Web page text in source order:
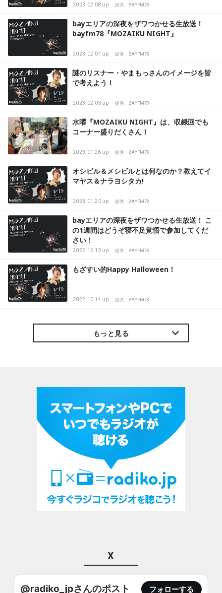
2023.02.08 up 提供：BAYFM78
bayエリアの深夜をザワつかせる生放送！
bayfm78『MOZAIKU NIGHT』
2023.02.07 up 提供：BAYFM78
謎のリスナー・やまもっさんのイメージを皆
で考えよう！
2023.02.03 up 提供：BAYFM78
水曜『MOZAIKU NIGHT』は、収録回でも
コーナー盛りだくさん！
2023.01.28 up 提供：BAYFM78
オシビル＆メシビルとは何なのか？教えてイ
マヤス＆ナラヨシタカ!
2023.01.20 up 提供：BAYFM78
bayエリアの深夜をザワつかせる生放送！ こ
の1週間はどうぞ寝不足覚悟で参加してくだ
さい！
2022.12.13 up 提供：BAYFM78
もざすい的Happy Halloween！
2022.10.14 up 提供：BAYFM78
もっと見る
X
@radiko_jpさんのポスト フォローする